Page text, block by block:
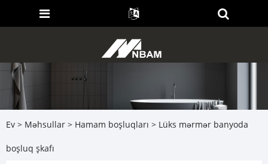
Ev > Məhsullar > Hamam boşluqları > Lüks mərmər banyoda
boşluq şkafı